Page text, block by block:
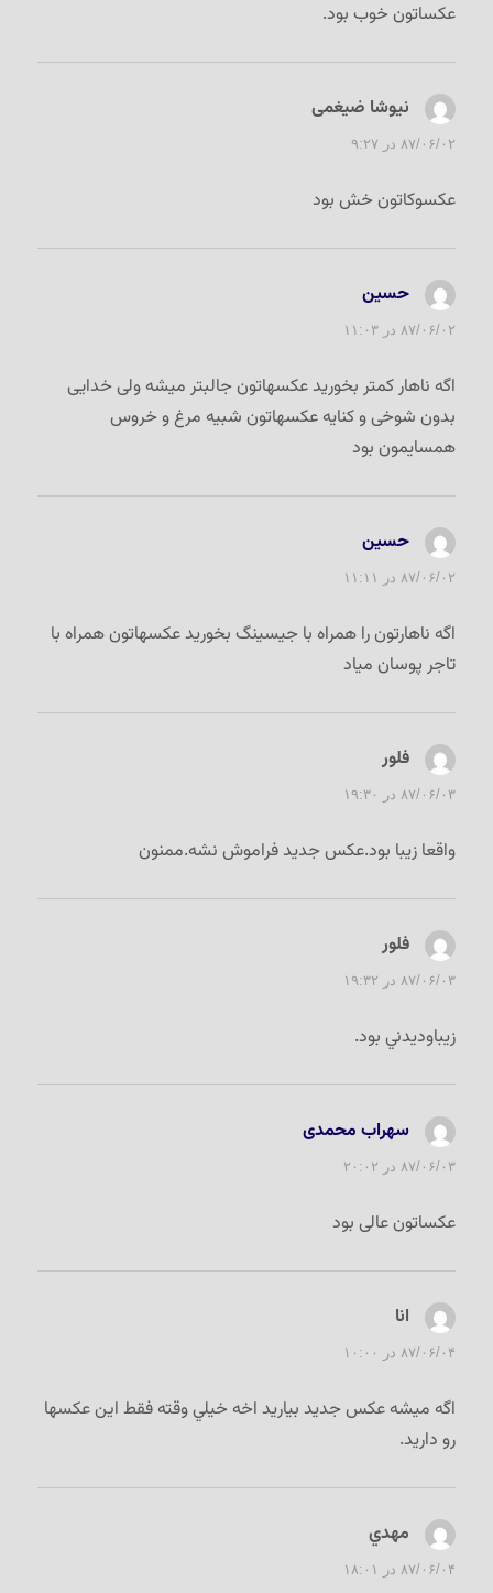
عكساتون خوب بود.
نیوشا ضیغمی
۸۷/۰۶/۰۲ در ۹:۲۷
عکسوکاتون خش بود
حسین
۸۷/۰۶/۰۲ در ۱۱:۰۳
اگه ناهار کمتر بخورید عکسهاتون جالبتر میشه ولی خدایی
بدون شوخی و کنایه عکسهاتون شبیه مرغ و خروس
همسایمون بود
حسین
۸۷/۰۶/۰۲ در ۱۱:۱۱
اگه ناهارتون را همراه با جیسینگ بخورید عکسهاتون همراه با
تاجر پوسان میاد
فلورگفت:
۸۷/۰۶/۰۳ در ۱۹:۳۰
واقعا زيبا بود.عكس جديد فراموش نشه.ممنون
فلورگفت:
۸۷/۰۶/۰۳ در ۱۹:۳۲
زيباوديدني بود.
سهراب محمدی
۸۷/۰۶/۰۳ در ۲۰:۰۲
عکساتون عالی بود
انا
۸۷/۰۶/۰۴ در ۱۰:۰۰
اگه ميشه عكس جديد بياريد اخه خيلي وقته فقط اين عكسها
رو داريد.
مهدي
۸۷/۰۶/۰۴ در ۱۸:۰۱